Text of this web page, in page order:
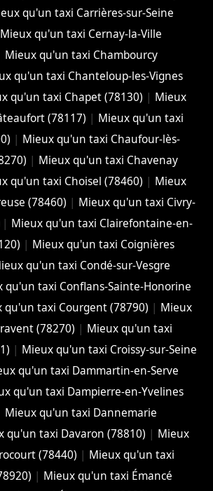
qu'un taxi Carrières-sur-Seine
Mieux qu'un taxi Cernay-la-Ville
Mieux qu'un taxi Chambourcy
qu'un taxi Chanteloup-les-Vignes
qu'un taxi Chapet (78130) | Mieux
(78117) | Mieux qu'un taxi
| Mieux qu'un taxi Chaufour-lès-
| Mieux qu'un taxi Chavenay
qu'un taxi Choisel (78460) | Mieux
(78460) | Mieux qu'un taxi Civry-
| Mieux qu'un taxi Clairefontaine-en-
| Mieux qu'un taxi Coignières
qu'un taxi Condé-sur-Vesgre
qu'un taxi Conflans-Sainte-Honorine
qu'un taxi Courgent (78790) | Mieux
(78270) | Mieux qu'un taxi
| Mieux qu'un taxi Croissy-sur-Seine
qu'un taxi Dammartin-en-Serve
qu'un taxi Dampierre-en-Yvelines
Mieux qu'un taxi Dannemarie
qu'un taxi Davaron (78810) | Mieux
(78440) | Mieux qu'un taxi
| Mieux qu'un taxi Émancé